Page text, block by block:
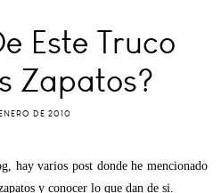
Este Truco
Zapatos?
DE 2010
hay varios post donde he mencionado
y conocer lo que dan de si.